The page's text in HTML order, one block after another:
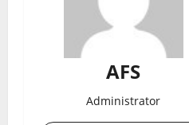
AFS
Administrator